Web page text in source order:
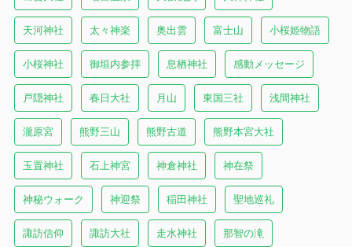
天河神社 太々神楽 奥出雲 富士山 小桜姫物語
小桜神社 御垣内参拝 息栖神社 感動メッセージ
戸隠神社 春日大社 月山 東国三社 浅間神社
瀧原宮 熊野三山 熊野古道 熊野本宮大社
玉置神社 石上神宮 神倉神社 神在祭
神秘ウォーク 神迎祭 稲田神社 聖地巡礼
諏訪信仰 諏訪大社 走水神社 那智の滝